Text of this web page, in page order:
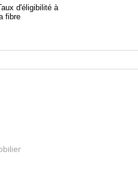
d'éligibilité à
fibre